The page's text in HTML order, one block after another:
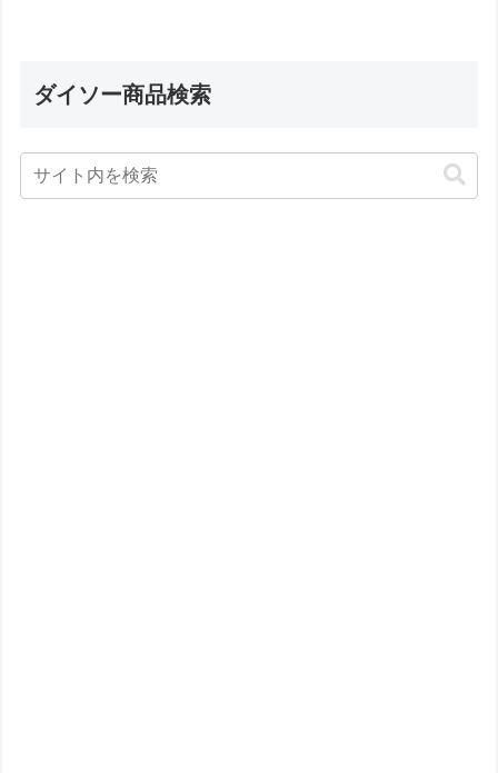
ダイソー商品検索